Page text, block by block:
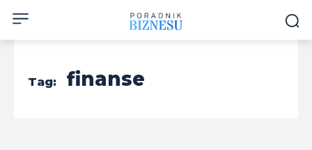
Tag: finanse